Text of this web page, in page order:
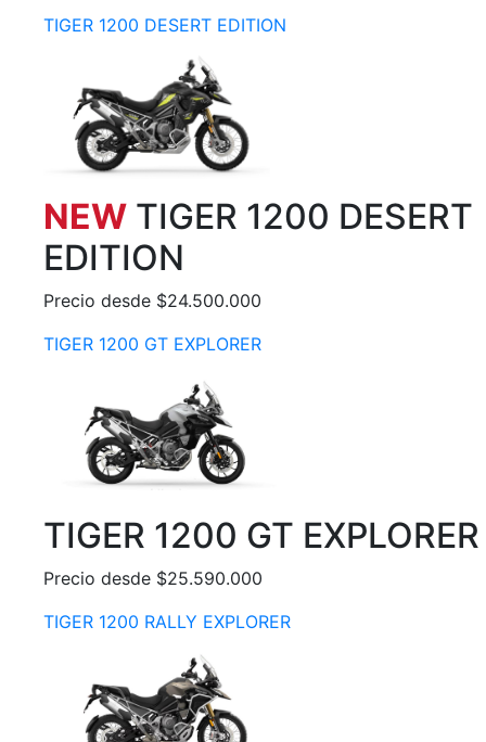
TIGER 1200 DESERT EDITION
NEW TIGER 1200 DESERT
EDITION
Precio desde $24.500.000
TIGER 1200 GT EXPLORER
TIGER 1200 GT EXPLORER
Precio desde $25.590.000
TIGER 1200 RALLY EXPLORER